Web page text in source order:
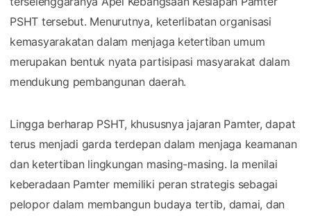
PSHT tersebut. Menurutnya, keterlibatan organisasi
kemasyarakatan dalam menjaga ketertiban umum
merupakan bentuk nyata partisipasi masyarakat dalam
mendukung pembangunan daerah.
Lingga berharap PSHT, khususnya jajaran Pamter, dapat
terus menjadi garda terdepan dalam menjaga keamanan
dan ketertiban lingkungan masing-masing. Ia menilai
keberadaan Pamter memiliki peran strategis sebagai
pelopor dalam membangun budaya tertib, damai, dan